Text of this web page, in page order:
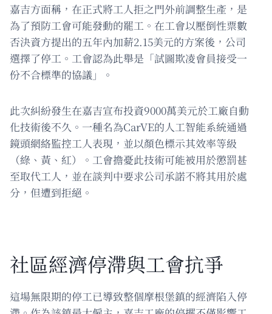
嘉吉方面稱，在正式將工人拒之門外前調整生產，是
為了預防工會可能發動的罷工。在工會以壓倒性票數
否決資方提出的五年內加薪2.15美元的方案後，公司
選擇了停工。工會認為此舉是「試圖欺凌會員接受一
份不合標準的協議」。
此次糾紛發生在嘉吉宣布投資9000萬美元於工廠自動
化技術後不久。一種名為CarVE的人工智能系統通過
鏡頭網絡監控工人表現，並以顏色標示其效率等級
（綠、黃、紅）。工會擔憂此技術可能被用於懲罰甚
至取代工人，並在談判中要求公司承諾不將其用於處
分，但遭到拒絕。
社區經濟停滯與工會抗爭
這場無限期的停工已導致整個摩根堡鎮的經濟陷入停